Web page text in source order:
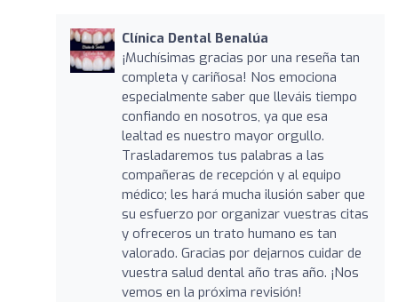
Clínica Dental Benalúa
¡Muchísimas gracias por una reseña tan
completa y cariñosa! Nos emociona
especialmente saber que lleváis tiempo
confiando en nosotros, ya que esa
lealtad es nuestro mayor orgullo.
Trasladaremos tus palabras a las
compañeras de recepción y al equipo
médico; les hará mucha ilusión saber que
su esfuerzo por organizar vuestras citas
y ofreceros un trato humano es tan
valorado. Gracias por dejarnos cuidar de
vuestra salud dental año tras año. ¡Nos
vemos en la próxima revisión!